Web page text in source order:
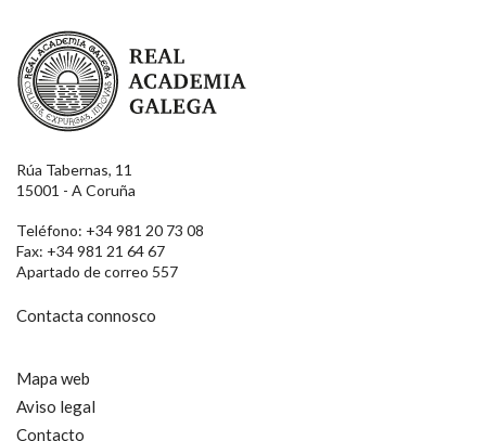
Real Academia Galega
Rúa Tabernas, 11
15001 - A Coruña
Teléfono: +34 981 20 73 08
Fax: +34 981 21 64 67
Apartado de correo 557
Contacta connosco
Mapa web
Aviso legal
Contacto